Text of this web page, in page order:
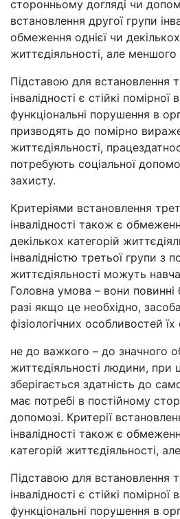
сторонньому догляді чи
встановлення другої групи
обмеження однієї чи
життєдіяльності, але меншого
Підставою для встановлення
інвалідності є стійкі помірної
функціональні порушення в
призводять до помірно
життєдіяльності,
потребують соціальної
захисту.
Критеріями встановлення
інвалідності також є
декількох категорій
інвалідністю третьої групи
життєдіяльності можуть
Головна умова – вони повинні
разі якщо це необхідно,
фізіологічних особливостей їх
не до важкого – до значного
життєдіяльності людини,
зберігається здатність до
має потребі в постійному
допомозі. Критерії
інвалідності також є
категорій життєдіяльності,
Підставою для встановлення
інвалідності є стійкі помірної
функціональні порушення в